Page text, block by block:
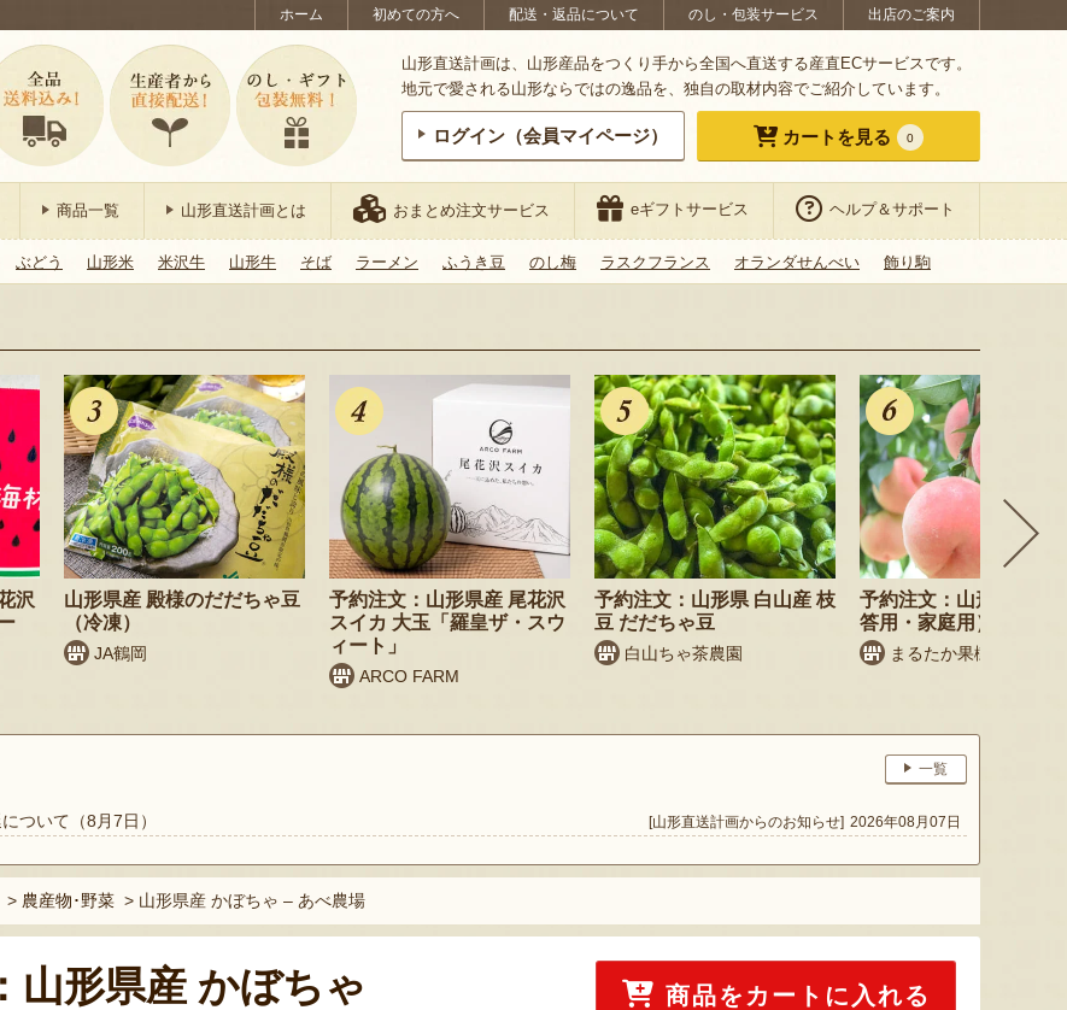
ホーム 初めての方へ 配送・返品について のし・包装サービス 出店のご案内
山形直送計画は、山形産品をつくり手から全国へ直送する産直ECサービスです。
地元で愛される山形ならではの逸品を、独自の取材内容でご紹介しています。
ログイン（会員マイページ） カートを見る 0
商品一覧 山形直送計画とは おまとめ注文サービス eギフトサービス ヘルプ＆サポート
ぶどう 山形米 米沢牛 山形牛 そば ラーメン ふうき豆 のし梅 ラスクフランス オランダせんべい 飾り駒
沢
山形県産 殿様のだだちゃ豆
（冷凍）
JA鶴岡
予約注文：山形県産 尾花沢
スイカ 大玉「羅皇ザ・スウ
ィート」
ARCO FARM
予約注文：山形県 白山産 枝
豆 だだちゃ豆
白山ちゃ茶農園
予約注文：山形県産 桃
答用・家庭用）
まるたか果樹園
一覧
ついて（8月7日） [山形直送計画からのお知らせ] 2026年08月07日
> 農産物･野菜 > 山形県産 かぼちゃ – あべ農場
山形県産 かぼちゃ 商品をカートに入れる